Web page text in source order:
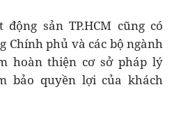
sản TP.HCM cũng có
Chính phủ và các bộ ngành
hoàn thiện cơ sở pháp lý
bảo quyền lợi của khách